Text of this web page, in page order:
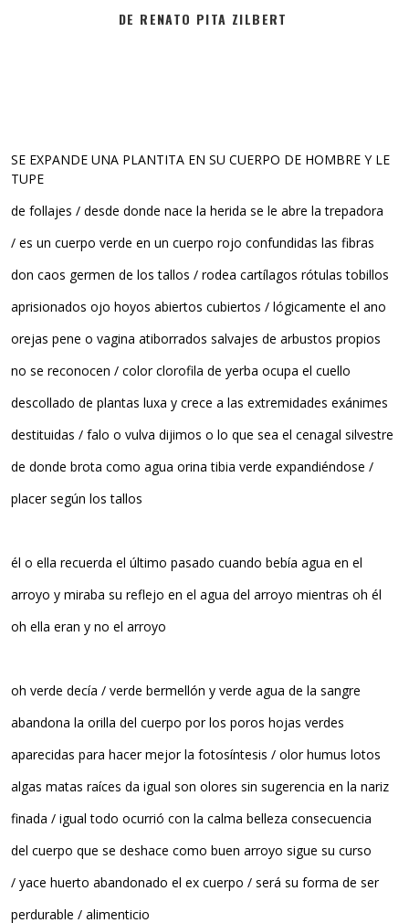
DE RENATO PITA ZILBERT
SE EXPANDE UNA PLANTITA EN SU CUERPO DE HOMBRE Y LE
TUPE
de follajes / desde donde nace la herida se le abre la trepadora
/ es un cuerpo verde en un cuerpo rojo confundidas las fibras
don caos germen de los tallos / rodea cartílagos rótulas tobillos
aprisionados ojo hoyos abiertos cubiertos / lógicamente el ano
orejas pene o vagina atiborrados salvajes de arbustos propios
no se reconocen / color clorofila de yerba ocupa el cuello
descollado de plantas luxa y crece a las extremidades exánimes
destituidas / falo o vulva dijimos o lo que sea el cenagal silvestre
de donde brota como agua orina tibia verde expandiéndose /
placer según los tallos
él o ella recuerda el último pasado cuando bebía agua en el
arroyo y miraba su reflejo en el agua del arroyo mientras oh él
oh ella eran y no el arroyo
oh verde decía / verde bermellón y verde agua de la sangre
abandona la orilla del cuerpo por los poros hojas verdes
aparecidas para hacer mejor la fotosíntesis / olor humus lotos
algas matas raíces da igual son olores sin sugerencia en la nariz
finada / igual todo ocurrió con la calma belleza consecuencia
del cuerpo que se deshace como buen arroyo sigue su curso
/ yace huerto abandonado el ex cuerpo / será su forma de ser
perdurable / alimenticio